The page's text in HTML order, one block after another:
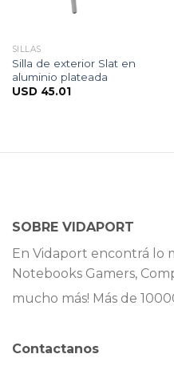
SILLAS
Silla de exterior Slat en
aluminio plateada
USD 45.01
SOBRE VIDAPORT
En Vidaport encontrá lo
Notebooks Gamers,
mucho más! Más de
Contactanos